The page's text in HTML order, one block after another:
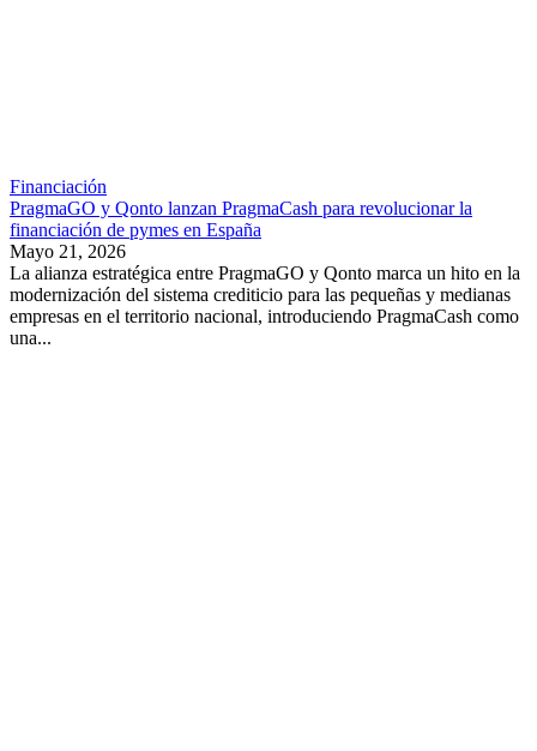
Financiación
PragmaGO y Qonto lanzan PragmaCash para revolucionar la
financiación de pymes en España
Mayo 21, 2026
La alianza estratégica entre PragmaGO y Qonto marca un hito en la
modernización del sistema crediticio para las pequeñas y medianas
empresas en el territorio nacional, introduciendo PragmaCash como
una...